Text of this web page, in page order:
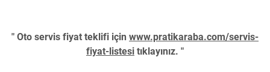
" Oto servis fiyat teklifi için www.pratikaraba.com/servis-
fiyat-listesi tıklayınız. "